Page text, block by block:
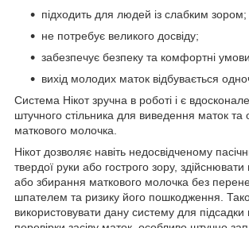
підходить для людей із слабким зором;
не потребує великого досвіду;
забезпечує безпеку та комфортні
вихід молодих маток відбувається
Система Нікот зручна в роботі і є
штучного стільника для виведення маток та
маткового молочка.
Нікот дозволяє навіть недосвідченому
твердої руки або гострого зору,
або збирання маткового молочка без
шпателем та ризику його пошкодження.
використовувати дану систему для